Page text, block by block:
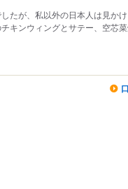
たが、私以外の日本人は見か
キンウィングとサテー、空芯